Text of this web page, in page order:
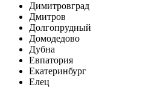
Димитровград
Дмитров
Долгопрудный
Домодедово
Дубна
Евпатория
Екатеринбург
Елец